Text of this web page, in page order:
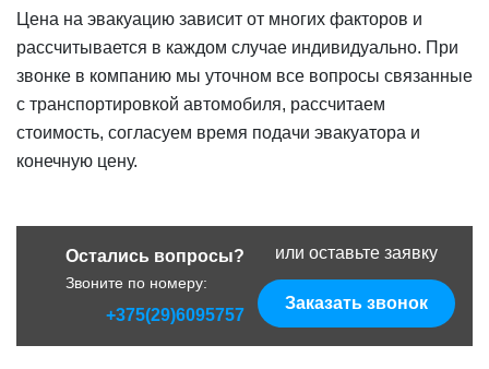
Цена на эвакуацию зависит от многих факторов и
рассчитывается в каждом случае индивидуально. При
звонке в компанию мы уточном все вопросы связанные
с транспортировкой автомобиля, рассчитаем
стоимость, согласуем время подачи эвакуатора и
конечную цену.
Остались вопросы?
Звоните по номеру:
+375(29)6095757
или оставьте заявку
Заказать звонок